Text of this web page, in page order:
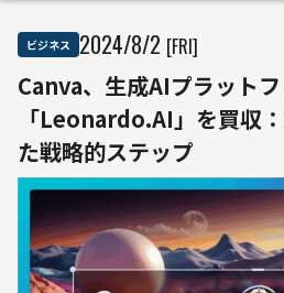
ビジネス 2024/8/2 [FRI]
Canva、生成AIプラット
「Leonardo.AI」を買収
た戦略的ステップ